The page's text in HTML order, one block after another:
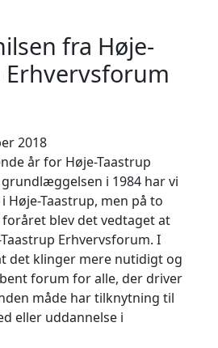
fra Høje-
Erhvervsforum
2018
år for Høje-Taastrup
i 1984 har vi
Høje-Taastrup, men på to
blev det vedtaget at
Erhvervsforum. I
det klinger mere nutidigt og
forum for alle, der driver
måde har tilknytning til
eller uddannelse i